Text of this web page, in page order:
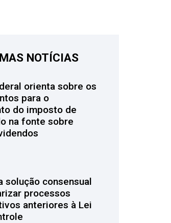
NOTÍCIAS
orienta sobre os
para o
do imposto de
na fonte sobre
solução consensual
processos
anteriores à Lei